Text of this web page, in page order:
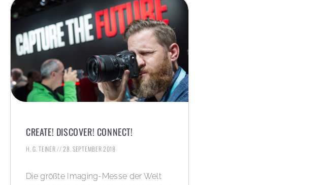
CREATE! DISCOVER! CONNECT!
H. G. TEINER 28. SEPTEMBER 2018
Die größte Imaging-Messe der Welt